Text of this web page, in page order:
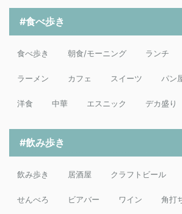
#食べ歩き
食べ歩き 朝食/モーニング ランチ
ラーメン カフェ スイーツ パン
洋食 中華 エスニック デカ盛り
#飲み歩き
飲み歩き 居酒屋 クラフトビール
せんべろ ビアバー ワイン 角打